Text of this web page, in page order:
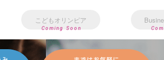
こどもオリンピア
Coming Soon
Art&Design